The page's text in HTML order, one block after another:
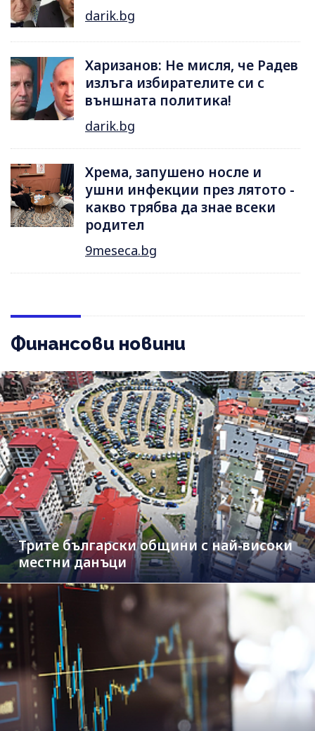
darik.bg
Харизанов: Не мисля, че Радев
излъга избирателите си с
външната политика!
darik.bg
Хрема, запушено носле и
ушни инфекции през лятотo -
какво трябва да знае всеки
родител
9meseca.bg
Финансови новини
Трите български общини с най-високи
местни данъци